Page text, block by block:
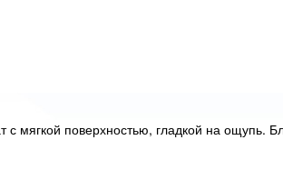
с мягкой поверхностью, гладкой на